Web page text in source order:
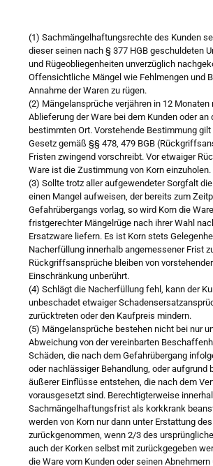
(1) Sachmängelhaftungsrechte des Kunden
dieser seinen nach § 377 HGB geschuldeten
und Rügeobliegenheiten unverzüglich
Offensichtliche Mängel wie Fehlmengen und
Annahme der Waren zu rügen.
(2) Mängelansprüche verjähren in 12 Monaten
Ablieferung der Ware bei dem Kunden oder an
bestimmten Ort. Vorstehende Bestimmung
Gesetz gemäß §§ 478, 479 BGB
Fristen zwingend vorschreibt. Vor etwaiger
Ware ist die Zustimmung von Korn einzuholen.
(3) Sollte trotz aller aufgewendeter Sorgfalt
einen Mangel aufweisen, der bereits zum
Gefahrübergangs vorlag, so wird Korn die
fristgerechter Mängelrüge nach ihrer Wahl
Ersatzware liefern. Es ist Korn stets
Nacherfüllung innerhalb angemessener Frist
Rückgriffsansprüche bleiben von
Einschränkung unberührt.
(4) Schlägt die Nacherfüllung fehl, kann der
unbeschadet etwaiger
zurücktreten oder den Kaufpreis mindern.
(5) Mängelansprüche bestehen nicht bei nur
Abweichung von der vereinbarten
Schäden, die nach dem Gefahrübergang
oder nachlässiger Behandlung, oder aufgrund
äußerer Einflüsse entstehen, die nach dem
vorausgesetzt sind. Berechtigterweise
Sachmängelhaftungsfrist als korkkrank
werden von Korn nur dann unter Erstattung
zurückgenommen, wenn 2/3 des
auch der Korken selbst mit zurückgegeben
die Ware vom Kunden oder seinen